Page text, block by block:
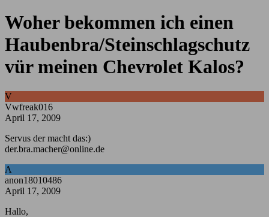
Woher bekommen ich einen
Haubenbra/Steinschlagschutz
vür meinen Chevrolet Kalos?
V
Vwfreak016
April 17, 2009
Servus der macht das:)
der.bra.macher@online.de
A
anon18010486
April 17, 2009
Hallo,